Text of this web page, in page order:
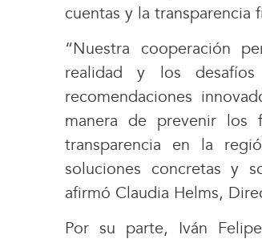
cuentas y la transparencia
“Nuestra cooperación
realidad y los
recomendaciones
manera de prevenir los
transparencia en la
soluciones concretas y
afirmó Claudia Helms,
Por su parte, Iván